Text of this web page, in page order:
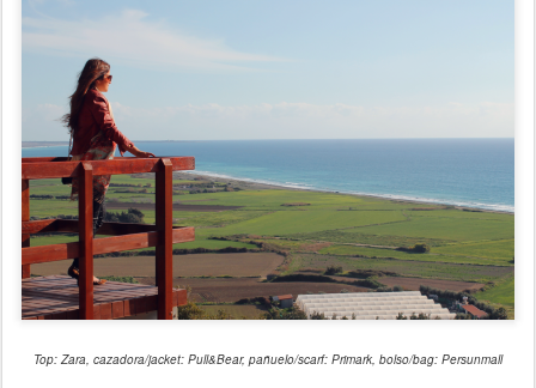
Top: Zara, cazadora/jacket: Pull&Bear, pañuelo/scarf: Primark, bolso/bag: Persunmall